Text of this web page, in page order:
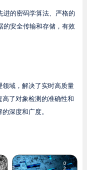
进的密码学算法、严格的
的安全传输和存储，有效
域，解决了实时高质量
了对象检测的准确性和
深度和广度。